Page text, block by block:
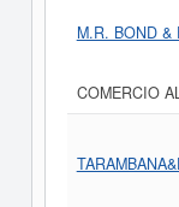
M.R. BOND &
COMERCIO